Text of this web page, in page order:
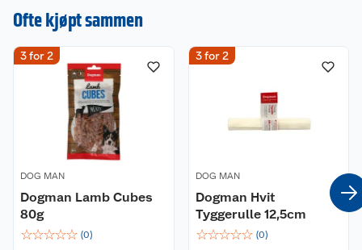
en omtale.
Ofte kjøpt sammen
3 for 2
DOG MAN
Dogman Lamb Cubes
80g
☆☆☆☆☆ (0)
3 for 2
DOG MAN
Dogman Hvit
Tyggerulle 12,5cm
☆☆☆☆☆ (0)